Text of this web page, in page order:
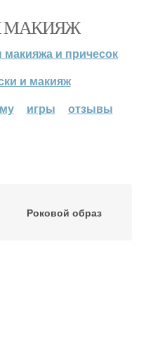
МАКИЯЖ
и причесок
и макияж
игры отзывы
Роковой образ